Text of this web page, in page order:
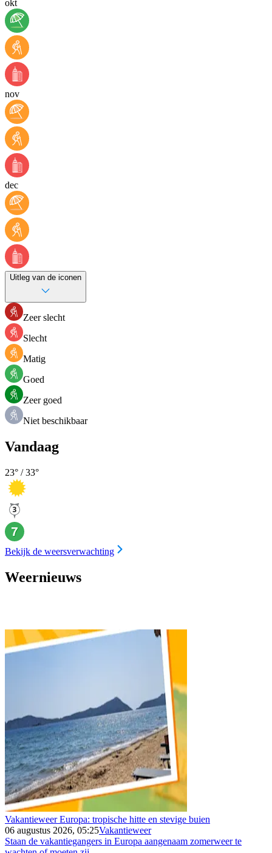
okt
nov
dec
Uitleg van de iconen
Zeer slecht
Slecht
Matig
Goed
Zeer goed
Niet beschikbaar
Vandaag
23° /33°
Bekijk de weersverwachting
Weernieuws
Vakantieweer Europa: tropische hitte en stevige buien
06 augustus 2026, 05:25Vakantieweer
Staan de vakantiegangers in Europa aangenaam zomerweer te